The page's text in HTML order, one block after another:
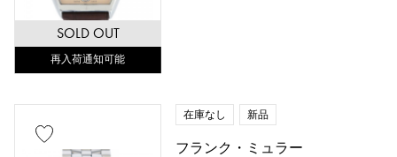
SOLD OUT
再入荷通知可能
在庫なし 新品
フランク・ミュラー